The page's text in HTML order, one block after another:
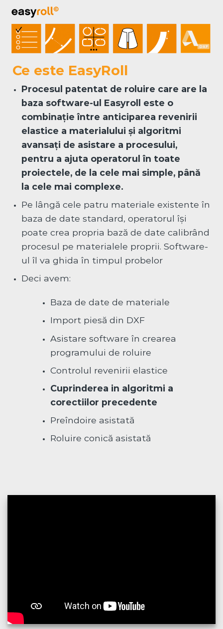
Ce este EasyRoll
Procesul patentat de roluire care are la
baza software-ul Easyroll este o
combinație între anticiparea revenirii
elastice a materialului și algoritmi
avansați de asistare a procesului,
pentru a ajuta operatorul în toate
proiectele, de la cele mai simple, până
la cele mai complexe.
Pe lângă cele patru materiale existente în
baza de date standard, operatorul își
poate crea propria bază de date calibrând
procesul pe materialele proprii. Software-
ul îl va ghida în timpul probelor
Deci avem:
Baza de date de materiale
Import piesă din DXF
Asistare software în crearea
programului de roluire
Controlul revenirii elastice
Cuprinderea in algoritmi a
corectiilor precedente
Preîndoire asistată
Roluire conică asistată